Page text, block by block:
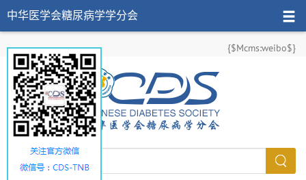
{$Mcms:weibo$}
中华医学会糖尿病学学分会